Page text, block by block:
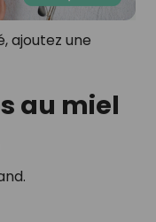
ajoutez une
au miel